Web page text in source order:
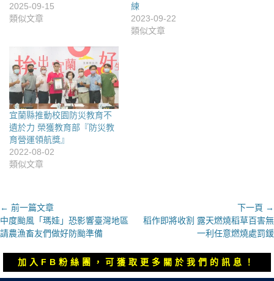
2025-09-15
類似文章
練
2023-09-22
類似文章
宜蘭縣推動校園防災教育不
遺於力 榮獲教育部『防災教
育營運領航獎』
2022-08-02
類似文章
文
章
導
覽
← 前一篇文章
上
一
章：
中度颱風「瑪娃」恐影響臺灣地區
請農漁畜友們做好防颱準備
下一頁 →
下
文
章：
稻作即將收割 露天燃燒稻草百害無
一利任意燃燒處罰鍰
加入FB粉絲團，可獲取更多關於我們的訊息！